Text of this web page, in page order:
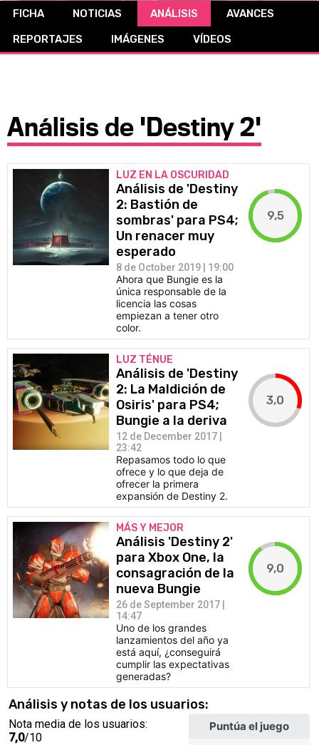
CÓMICS
MANGA
FICHA NOTICIAS ANÁLISIS
AVANCES
REPORTAJES
IMÁGENES VÍDEOS
Análisis de 'Destiny 2'
LUZ EN LA OSCURIDAD
Análisis de 'Destiny
2: Bastión de
sombras' para PS4;
Un renacer muy
esperado
8 de October 2019 | 19:00
Ahora que Bungie es la
única responsable de la
licencia las cosas
empiezan a tener otro
color.
9,5
LUZ TÉNUE
Análisis de 'Destiny
2: La Maldición de
Osiris' para PS4;
Bungie a la deriva
12 de December 2017 |
23:42
Repasamos todo lo que
ofrece y lo que deja de
ofrecer la primera
expansión de Destiny 2.
3,0
MÁS Y MEJOR
Análisis 'Destiny 2'
para Xbox One, la
consagración de la
nueva Bungie
26 de September 2017 |
14:47
Uno de los grandes
lanzamientos del año ya
está aquí, ¿conseguirá
cumplir las expectativas
generadas?
9,0
Análisis y notas de los usuarios:
Nota media de los usuarios:
7,0/10
Puntúa el juego